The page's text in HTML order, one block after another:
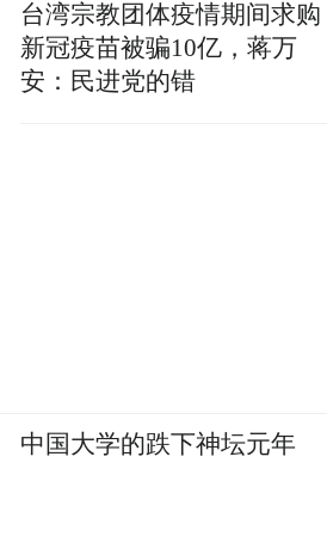
台湾宗教团体疫情期间求购
新冠疫苗被骗10亿，蒋万
安：民进党的错
中国大学的跌下神坛元年